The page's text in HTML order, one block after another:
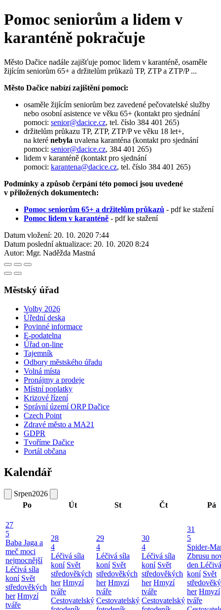
Pomoc seniorům a lidem v
karanténě pokračuje
Město Dačice nadále zajišťuje pomoc lidem v karanténě, osaměle
žijícím seniorům 65+ a držitelům průkazů TP, ZTP a ZTP/P ...
Město Dačice nabízí zajištění pomoci:
osaměle žijícím seniorům bez zavedené pečovatelské služby
nebo osobní asistence ve věku 65+ (kontakt pro sjednání
pomoci: senior@dacice.cz, tel. číslo 384 401 265)
držitelům průkazu TP, ZTP, ZTP/P ve věku 18 let+,
na které nebyla uvalena karanténa (kontakt pro sjednání
pomoci: senior@dacice.cz, 384 401 265)
lidem v karanténě (kontakt pro sjednání
pomoci: karantena@dacice.cz, tel. číslo 384 401 265)
Podmínky a způsob čerpání této pomoci jsou uvedené
v přiložených dokumentech:
Pomoc seniorům 65+ a držitelům průkazů - pdf ke stažení
Pomoc lidem v karanténě - pdf ke stažení
Datum vložení: 20. 10. 2020 7:44
Datum poslední aktualizace: 20. 10. 2020 8:24
Autor: Mgr. Naděžda Mastná
Městský úřad
Volby 2026
Úřední deska
Povinné informace
E-podatelna
Úřad on-line
Tajemník
Odbory městského úřadu
Volná místa
Pronájmy a prodeje
Místní poplatky
Krizové řízení
Správní území ORP Dačice
Czech Point
Zdravé město a MA21
GDPR
Tvoříme Dačice
Portál občana
Kalendář
Srpen2026
Po
Út St Čt Pá
27
5
Baba Jaga a
meč moci
nejmocnější
Léčivá síla
koní Svět
středověkých
her Hmyzí
tváře
28
4
Léčivá síla
koní Svět
středověkých
her Hmyzí
tváře
Cestovatelský
29
4
Léčivá síla
koní Svět
středověkých
her Hmyzí
tváře
Cestovatelský
30
4
Léčivá síla
koní Svět
středověkých
her Hmyzí
tváře
Cestovatelský
31
5
Spider-
Zbrusu
den
koní Svět
her Hmyzí
tváře